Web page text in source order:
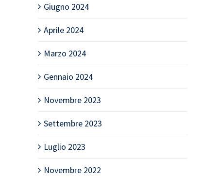
Giugno 2024
Aprile 2024
Marzo 2024
Gennaio 2024
Novembre 2023
Settembre 2023
Luglio 2023
Novembre 2022